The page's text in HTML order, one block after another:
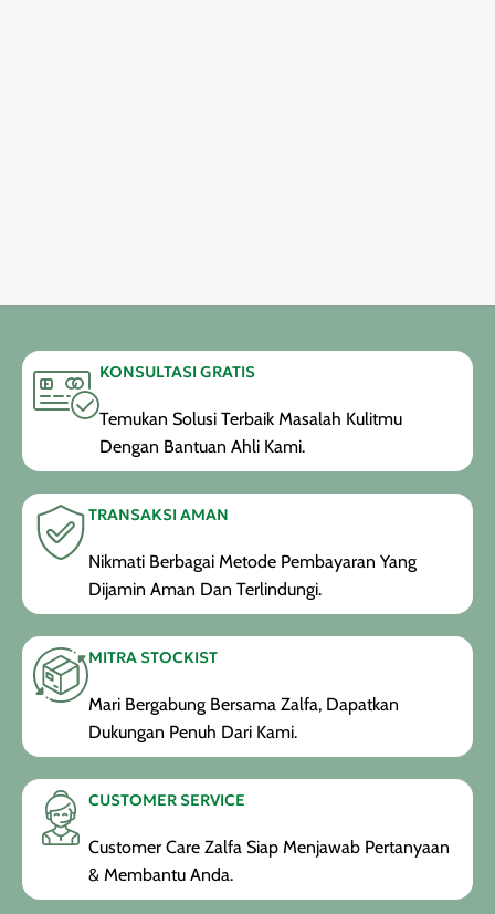
KONSULTASI GRATIS
Temukan Solusi Terbaik Masalah Kulitmu
Dengan Bantuan Ahli Kami.
TRANSAKSI AMAN
Nikmati Berbagai Metode Pembayaran Yang
Dijamin Aman Dan Terlindungi.
MITRA STOCKIST
Mari Bergabung Bersama Zalfa, Dapatkan
Dukungan Penuh Dari Kami.
CUSTOMER SERVICE
Customer Care Zalfa Siap Menjawab Pertanyaan
& Membantu Anda.